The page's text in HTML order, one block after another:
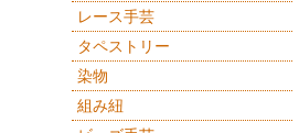
レース手芸
タペストリー
染物
組み紐